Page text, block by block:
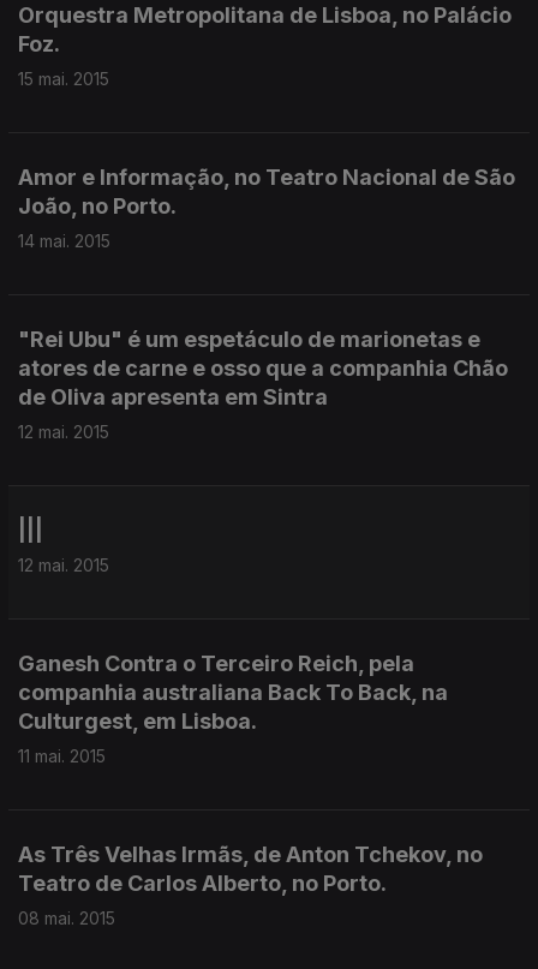
Orquestra Metropolitana de Lisboa, no Palácio
Foz.
15 mai. 2015
Amor e Informação, no Teatro Nacional de São
João, no Porto.
14 mai. 2015
"Rei Ubu" é um espetáculo de marionetas e
atores de carne e osso que a companhia Chão
de Oliva apresenta em Sintra
12 mai. 2015
12 mai. 2015
Ganesh Contra o Terceiro Reich, pela
companhia australiana Back To Back, na
Culturgest, em Lisboa.
11 mai. 2015
As Três Velhas Irmãs, de Anton Tchekov, no
Teatro de Carlos Alberto, no Porto.
08 mai. 2015